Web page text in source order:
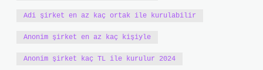
Adi şirket en az kaç ortak ile kurulabilir
Anonim şirket en az kaç kişiyle
Anonim şirket kaç TL ile kurulur 2024